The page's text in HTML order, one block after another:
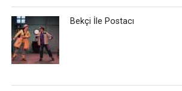
Bekçi İle Postacı